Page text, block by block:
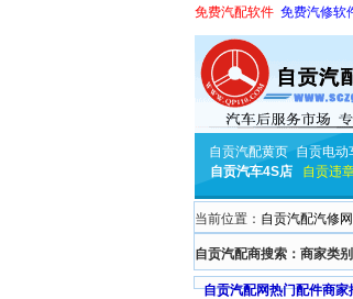
免费汽配软件 免费汽修软
自贡汽配黄页 自贡电动
自贡汽车4S店
自贡违
当前位置： 自贡汽配汽修网
自贡汽配商搜索：商家类别
自贡汽配网热门配件商家